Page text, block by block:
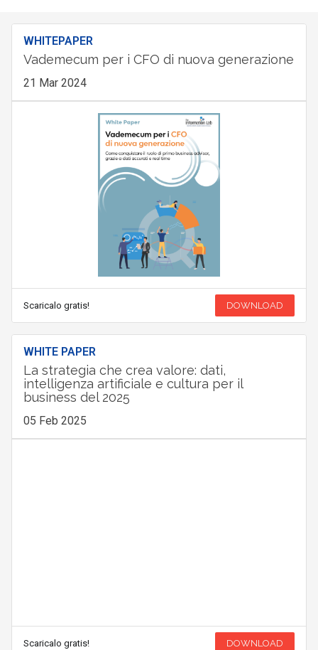
WHITEPAPER
Vademecum per i CFO di nuova generazione
21 Mar 2024
Scaricalo gratis! DOWNLOAD
WHITE PAPER
La strategia che crea valore: dati,
intelligenza artificiale e cultura per il
business del 2025
05 Feb 2025
Scaricalo gratis! DOWNLOAD